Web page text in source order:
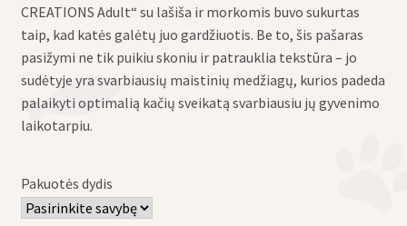
CREATIONS Adult“ su lašiša ir morkomis buvo sukurtas
taip, kad katės galėtų juo gardžiuotis. Be to, šis pašaras
pasižymi ne tik puikiu skoniu ir patrauklia tekstūra – jo
sudėtyje yra svarbiausių maistinių medžiagų, kurios padeda
palaikyti optimalią kačių sveikatą svarbiausiu jų gyvenimo
laikotarpiu.
Pakuotės dydis